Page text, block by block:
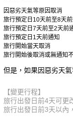
因惡劣天氣等原因取消
旅行預定日10天前至8天前
旅行預定日7天前至2天前
旅行預定日1天前通知
旅行開始當天取消
旅行開始後取消或無通知
但是，如果因惡劣天
【變更行程】
旅行出發日前4天可
旅行出發日前3天以內